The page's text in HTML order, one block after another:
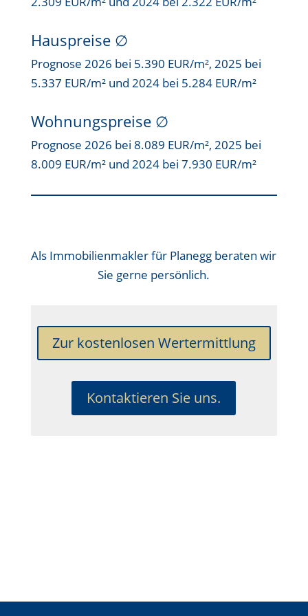
Hauspreise ∅
Prognose 2026 bei 5.390 EUR/m², 2025 bei
5.337 EUR/m² und 2024 bei 5.284 EUR/m²
Wohnungspreise ∅
Prognose 2026 bei 8.089 EUR/m², 2025 bei
8.009 EUR/m² und 2024 bei 7.930 EUR/m²
Als Immobilienmakler für Planegg beraten wir
Sie gerne persönlich.
Zur kostenlosen Wertermittlung
Kontaktieren Sie uns.